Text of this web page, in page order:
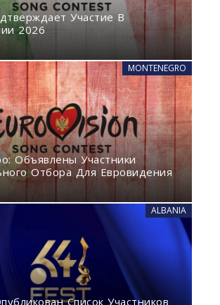
Участие В
2026
MONTENEGRO
Объявлены Участники
Отбора Для Евровидения
ALBANIA
Список Участников